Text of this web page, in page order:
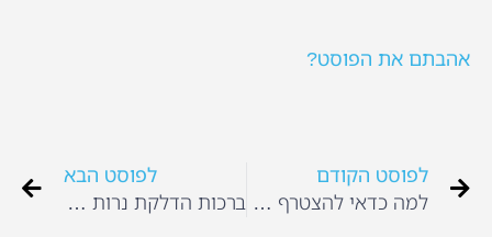
אהבתם את הפוסט?
לפוסט הקודם
למה כדאי להצטרף לאינפוגן?
לפוסט הבא
ברכות הדלקת נרות החנוכה